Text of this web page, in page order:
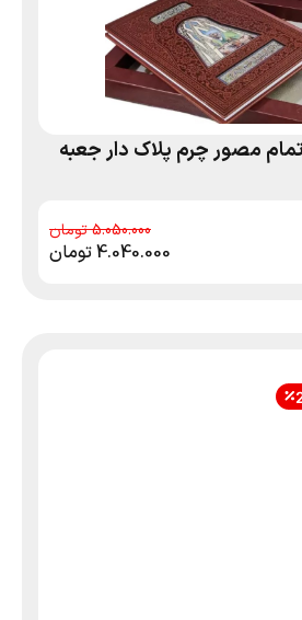
مصور چرم پلاک دار جعبه
5.050.000
4.040.000تومان